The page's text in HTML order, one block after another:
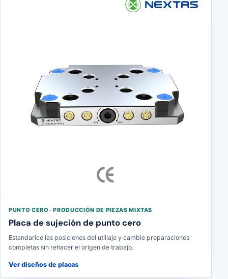
PUNTO CERO · PRODUCCIÓN DE PIEZAS MIXTAS
Placa de sujeción de punto cero
Estandarice las posiciones del utillaje y cambie preparaciones
completas sin rehacer el origen de trabajo.
Ver diseños de placas